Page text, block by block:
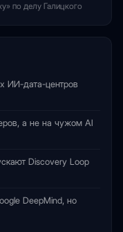
по делу Галицкого
ИИ-дата-центров
а не на чужом AI
Discovery Loop
DeepMind, но